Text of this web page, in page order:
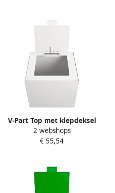
V-Part Top met klepdeksel
voor modulaire
afvalscheidingsunit 90 liter
2 webshops
€ 55,54